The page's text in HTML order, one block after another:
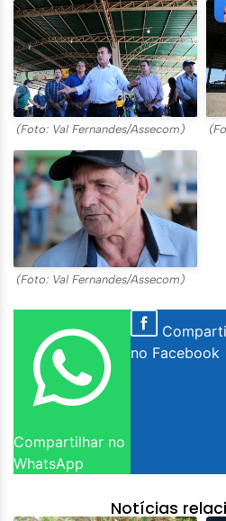
(Foto: Val Fernandes/Assecom)
(Foto: Val Fernandes/Assecom)
Compartilhar no
WhatsApp
no Facebook
Notícias